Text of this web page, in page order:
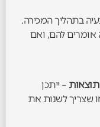
בתהליך המכירה.
אומרים להם, ואם
תוצאות– ייתכן
שצריך לשנות את